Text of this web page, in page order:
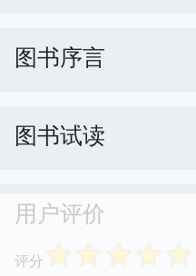
图书序言
图书试读
用户评价
评分 ☆☆☆☆☆